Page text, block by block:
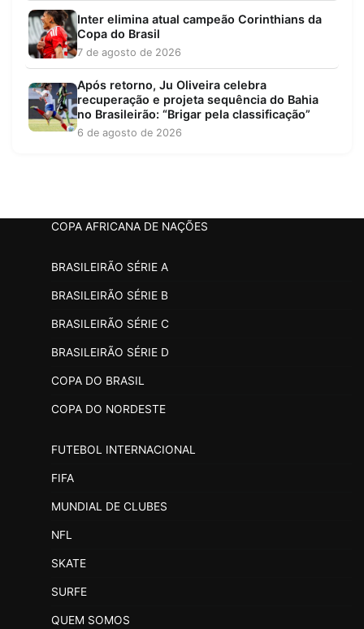
Inter elimina atual campeão Corinthians da
Copa do Brasil
7 de agosto de 2026
Após retorno, Ju Oliveira celebra
recuperação e projeta sequência do Bahia
no Brasileirão: “Brigar pela classificação”
6 de agosto de 2026
COPA AFRICANA DE NAÇÕES
BRASILEIRÃO SÉRIE A
BRASILEIRÃO SÉRIE B
BRASILEIRÃO SÉRIE C
BRASILEIRÃO SÉRIE D
COPA DO BRASIL
COPA DO NORDESTE
FUTEBOL INTERNACIONAL
FIFA
MUNDIAL DE CLUBES
NFL
SKATE
SURFE
QUEM SOMOS